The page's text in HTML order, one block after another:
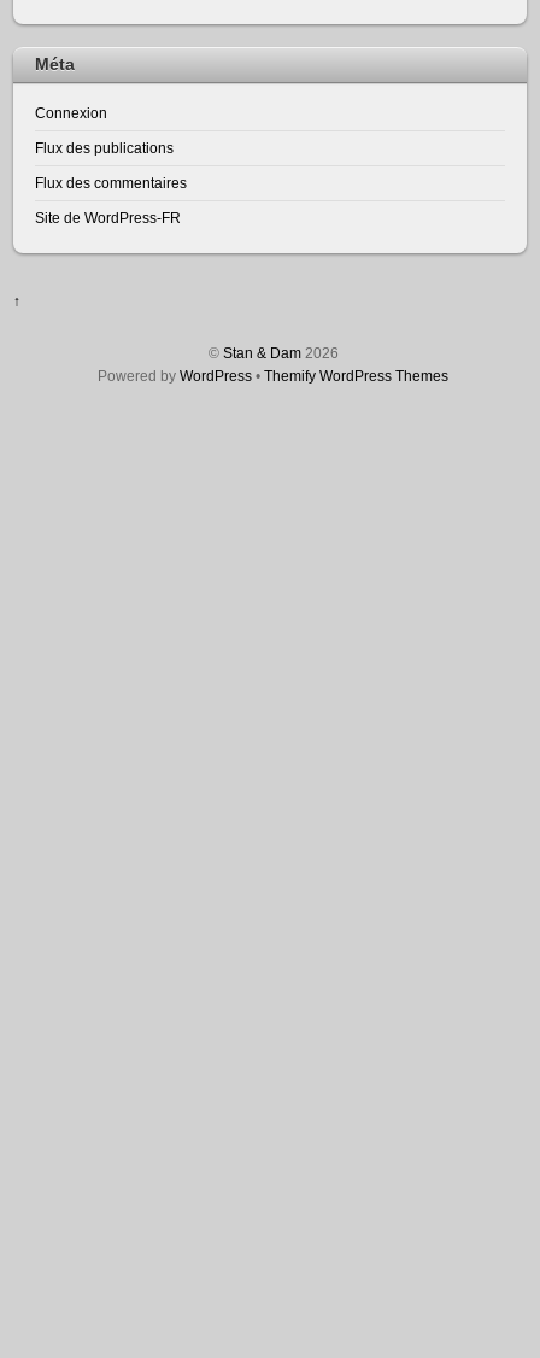
Méta
Connexion
Flux des publications
Flux des commentaires
Site de WordPress-FR
↑
© Stan & Dam2026
Powered by WordPress • Themify WordPress Themes